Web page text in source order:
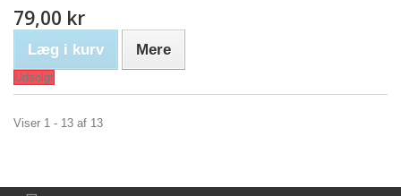
79,00 kr
Læg i kurv Mere
Udsolgt
Viser 1 - 13 af 13